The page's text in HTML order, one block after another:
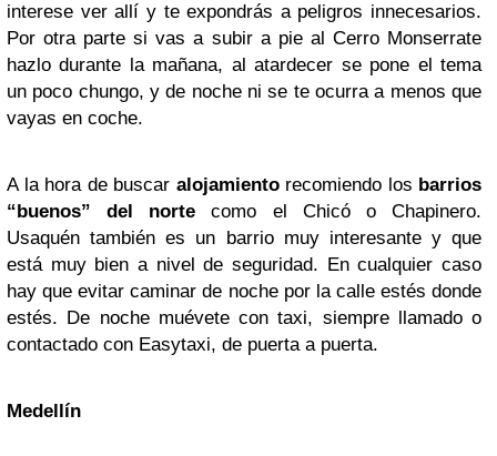
interese ver allí y te expondrás a peligros innecesarios.
Por otra parte si vas a subir a pie al Cerro Monserrate
hazlo durante la mañana, al atardecer se pone el tema
un poco chungo, y de noche ni se te ocurra a menos que
vayas en coche.
A la hora de buscar alojamientorecomiendo los barrios
“buenos” del norte como el Chicó o Chapinero.
Usaquén también es un barrio muy interesante y que
está muy bien a nivel de seguridad. En cualquier caso
hay que evitar caminar de noche por la calle estés donde
estés. De noche muévete con taxi, siempre llamado o
contactado con Easytaxi, de puerta a puerta.
Medellín